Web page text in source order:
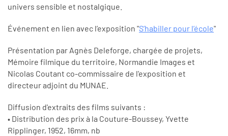
univers sensible et nostalgique.
Événement en lien avec l’exposition "S’habiller pour l’école"
Présentation par Agnès Deleforge, chargée de projets,
Mémoire filmique du territoire, Normandie Images et
Nicolas Coutant co-commissaire de l'exposition et
directeur adjoint du MUNAE.
Diffusion d'extraits des films suivants :
• Distribution des prix à la Couture-Boussey, Yvette
Ripplinger, 1952, 16mm, nb